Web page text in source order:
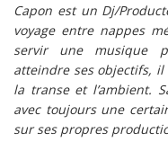
Capon est un Dj/
voyage entre nappes
servir une musique
atteindre ses objectifs,
la transe et l’ambient.
avec toujours une
sur ses propres